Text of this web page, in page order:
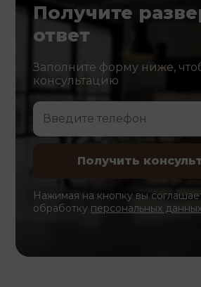
Получите
ответ
Заполните форму ниже,
консультацию
Нажимая на кнопку вы
обработку персональных